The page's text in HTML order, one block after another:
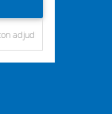
Mercado Periférico